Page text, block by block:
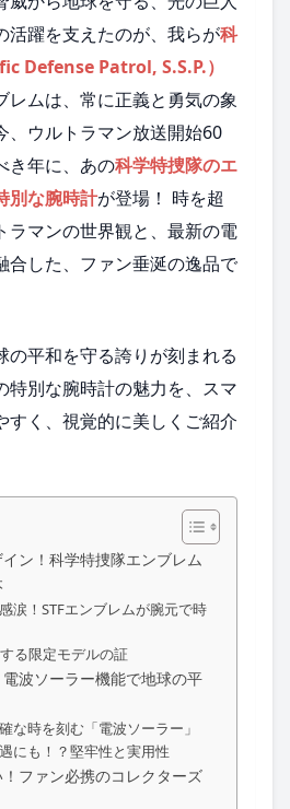
活躍を支えたのが、我らが科
Defense Patrol, S.S.P.）
レムは、常に正義と勇気の象
、ウルトラマン放送開始60
き年に、あの科学特捜隊のエ
別な腕時計が登場！ 時を超
ラマンの世界観と、最新の電
合した、ファン垂涎の逸品で
の平和を守る誇りが刻まれる
別な腕時計の魅力を、スマ
すく、視覚的に美しくご紹介
ン！科学特捜隊エンブレム
涙！STFエンブレムが腕元で時
る限定モデルの証
波ソーラー機能で地球の平
な時を刻む「電波ソーラー」
にも！？堅牢性と実用性
ファン必携のコレクターズ